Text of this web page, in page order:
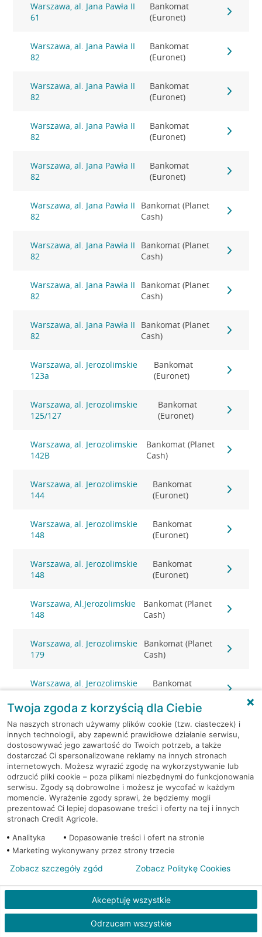
Warszawa, al. Jana Pawła II
61
Bankomat
(Euronet)
Warszawa, al. Jana Pawła II
82
Bankomat
(Euronet)
Warszawa, al. Jana Pawła II
82
Bankomat
(Euronet)
Warszawa, al. Jana Pawła II
82
Bankomat
(Euronet)
Warszawa, al. Jana Pawła II
82
Bankomat
(Euronet)
Warszawa, al. Jana Pawła II
82
Bankomat (Planet
Cash)
Warszawa, al. Jana Pawła II
82
Bankomat (Planet
Cash)
Warszawa, al. Jana Pawła II
82
Bankomat (Planet
Cash)
Warszawa, al. Jana Pawła II
82
Bankomat (Planet
Cash)
Warszawa, al. Jerozolimskie
123a
Bankomat
(Euronet)
Warszawa, al. Jerozolimskie
125/127
Bankomat
(Euronet)
Warszawa, al. Jerozolimskie
142B
Bankomat (Planet
Cash)
Warszawa, al. Jerozolimskie
144
Bankomat
(Euronet)
Warszawa, al. Jerozolimskie
148
Bankomat
(Euronet)
Warszawa, al. Jerozolimskie
148
Bankomat
(Euronet)
Warszawa, Al.Jerozolimskie
148
Bankomat (Planet
Cash)
Warszawa, al. Jerozolimskie
179
Bankomat (Planet
Cash)
Warszawa, al. Jerozolimskie
179
Bankomat
(Euronet)
Warszawa, al. Jerozolimskie
179
Bankomat
(Euronet)
Warszawa, al. Jerozolimskie
179
Bankomat
(Euronet)
Warszawa, al. Jerozolimskie
179
Bankomat
(Euronet)
Warszawa, al. Jerozolimskie
179
Bankomat
(Euronet)
179
Cash)
Warszawa, Al.Jerozolimskie
184
Bankomat (Planet
Cash)
Twoja zgoda z korzyścią dla Ciebie
Na naszych stronach używamy plików cookie (tzw. ciasteczek) i
innych technologii, aby zapewnić prawidłowe działanie serwisu,
dostosowywać jego zawartość do Twoich potrzeb, a także
dostarczać Ci spersonalizowane reklamy na innych stronach
internetowych. Możesz wyrazić zgodę na wykorzystywanie lub
odrzucić pliki cookie – poza plikami niezbędnymi do funkcjonowania
serwisu. Zgody są dobrowolne i możesz je wycofać w każdym
momencie. Wyrażenie zgody sprawi, że będziemy mogli
prezentować Ci lepiej dopasowane treści i oferty na tej i innych
stronach Credit Agricole.
Analityka
Dopasowanie treści i ofert na stronie
Marketing wykonywany przez strony trzecie
Akceptuję wszystkie
Odrzucam wszystkie
Zobacz szczegóły zgód Zobacz Politykę Cookies